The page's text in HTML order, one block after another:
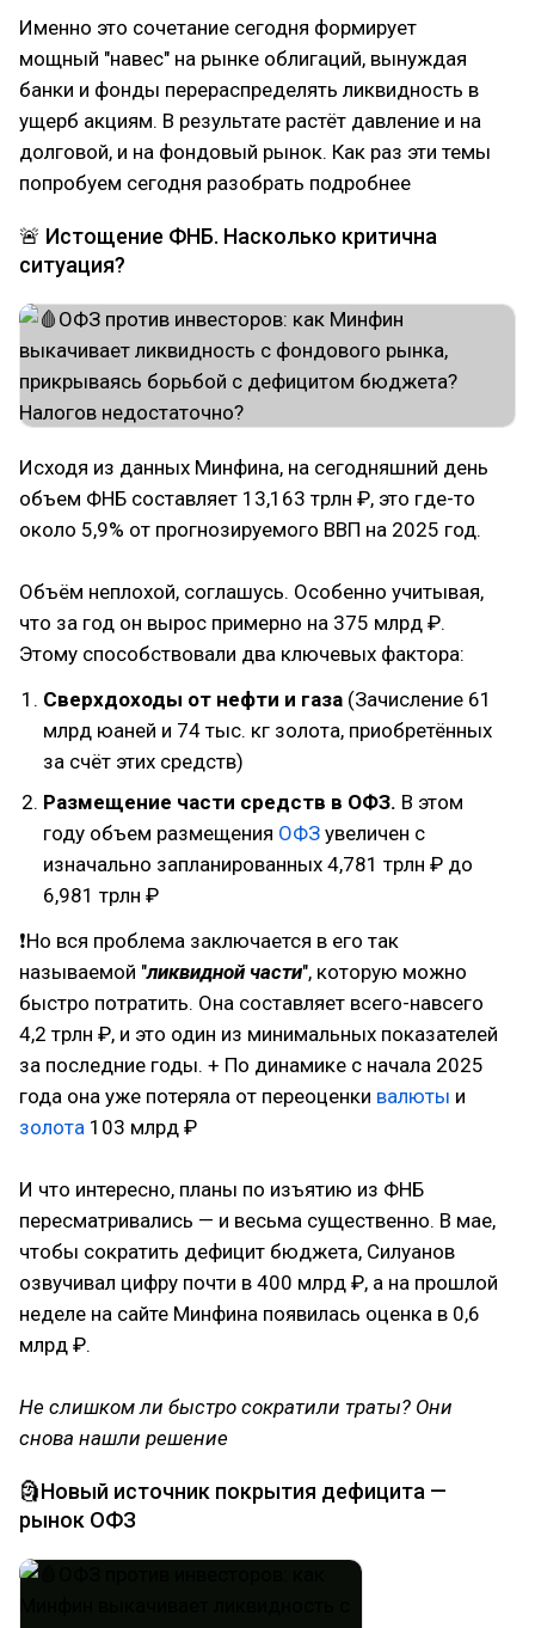
Именно это сочетание сегодня формирует
мощный "навес" на рынке облигаций, вынуждая
банки и фонды перераспределять ликвидность в
ущерб акциям. В результате растёт давление и на
долговой, и на фондовый рынок. Как раз эти темы
попробуем сегодня разобрать подробнее
🚨 Истощение ФНБ. Насколько критична
ситуация?
Исходя из данных Минфина, на сегодняшний день
объем ФНБ составляет 13,163 трлн ₽, это где-то
около 5,9% от прогнозируемого ВВП на 2025 год.
Объём неплохой, соглашусь. Особенно учитывая,
что за год он вырос примерно на 375 млрд ₽.
Этому способствовали два ключевых фактора:
Сверхдоходы от нефти и газа (Зачисление 61
млрд юаней и 74 тыс. кг золота, приобретённых
за счёт этих средств)
Размещение части средств в ОФЗ. В этом
году объем размещения ОФЗ увеличен с
изначально запланированных 4,781 трлн ₽ до
6,981 трлн ₽
❗Но вся проблема заключается в его так
называемой "ликвидной части", которую можно
быстро потратить. Она составляет всего-навсего
4,2 трлн ₽, и это один из минимальных показателей
за последние годы. + По динамике с начала 2025
года она уже потеряла от переоценки валюты и
золота 103 млрд ₽
И что интересно, планы по изъятию из ФНБ
пересматривались — и весьма существенно. В мае,
чтобы сократить дефицит бюджета, Силуанов
озвучивал цифру почти в 400 млрд ₽, а на прошлой
неделе на сайте Минфина появилась оценка в 0,6
млрд ₽.
Не слишком ли быстро сократили траты? Они
снова нашли решение
🗿Новый источник покрытия дефицита —
рынок ОФЗ